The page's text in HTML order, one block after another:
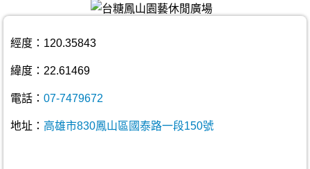
經度：120.35843
緯度：22.61469
電話： 07-7479672
地址： 高雄市830鳳山區國泰路一段150號